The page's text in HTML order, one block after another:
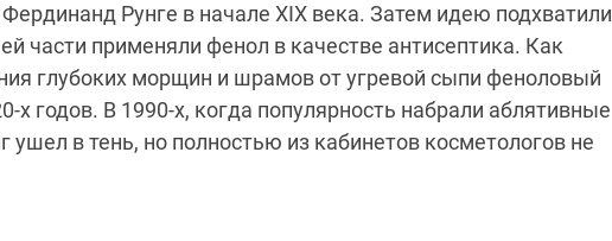
Рунге в начале XIX века. Затем идею подхватили
части применяли фенол в качестве антисептика. Как
глубоких морщин и шрамов от угревой сыпи феноловый
х годов. В 1990-х, когда популярность набрали аблятивные
в тень, но полностью из кабинетов косметологов не